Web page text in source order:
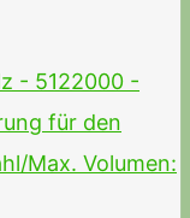
- 5122000 -
für den
Max. Volumen: